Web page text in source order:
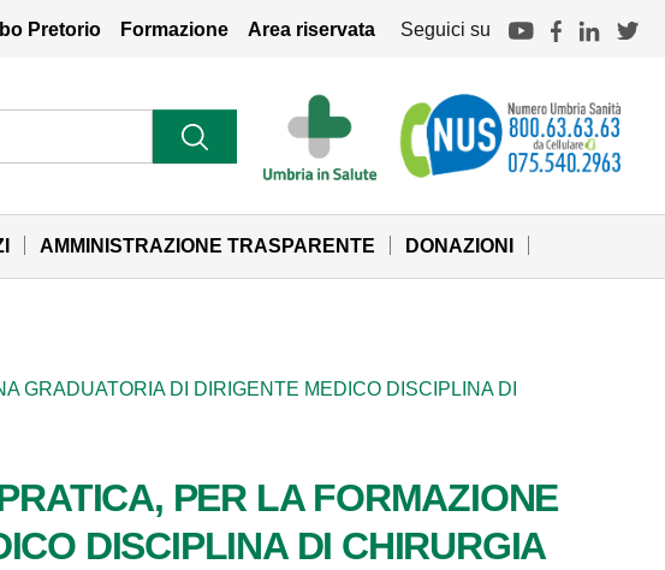
Pretorio Formazione Area riservata Seguici su
AMMINISTRAZIONE TRASPARENTE
DONAZIONI
GRADUATORIA DI DIRIGENTE MEDICO DISCIPLINA DI
PER LA FORMAZIONE
DISCIPLINA DI CHIRURGIA